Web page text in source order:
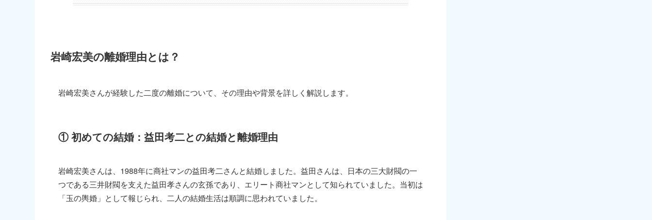
岩崎宏美の離婚理由とは？
岩崎宏美さんが経験した二度の離婚について、その理由や背景を詳しく解説します。
① 初めての結婚：益田考二との結婚と離婚理由
岩崎宏美さんは、1988年に商社マンの益田考二さんと結婚しました。益田さんは、日本の三大財閥の一
つである三井財閥を支えた益田孝さんの玄孫であり、エリート商社マンとして知られていました。当初は
「玉の輿婚」として報じられ、二人の結婚生活は順調に思われていました。